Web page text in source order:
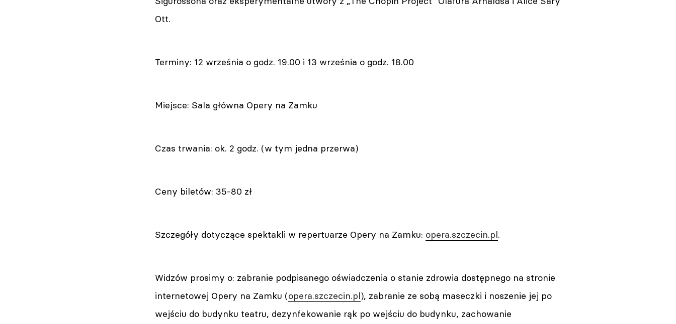
Ott.
Terminy: 12 września o godz. 19.00 i 13 września o godz. 18.00
Miejsce: Sala główna Opery na Zamku
Czas trwania: ok. 2 godz. (w tym jedna przerwa)
Ceny biletów: 35-80 zł
Szczegóły dotyczące spektakli w repertuarze Opery na Zamku: opera.szczecin.pl.
Widzów prosimy o: zabranie podpisanego oświadczenia o stanie zdrowia dostępnego na stronie
internetowej Opery na Zamku (opera.szczecin.pl), zabranie ze sobą maseczki i noszenie jej po
wejściu do budynku teatru, dezynfekowanie rąk po wejściu do budynku, zachowanie